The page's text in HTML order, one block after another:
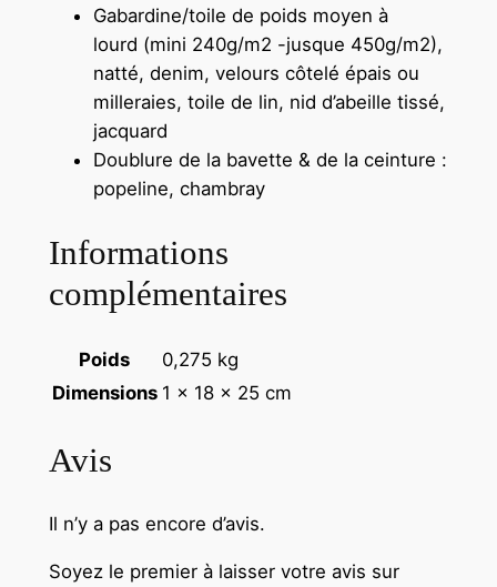
Gabardine/toile de poids moyen à
lourd (mini 240g/m2 -jusque 450g/m2),
natté, denim, velours côtelé épais ou
milleraies, toile de lin, nid d’abeille tissé,
jacquard
Doublure de la bavette & de la ceinture :
popeline, chambray
Informations
complémentaires
Poids
0,275 kg
Dimensions 1 × 18 × 25 cm
Avis
Il n’y a pas encore d’avis.
Soyez le premier à laisser votre avis sur